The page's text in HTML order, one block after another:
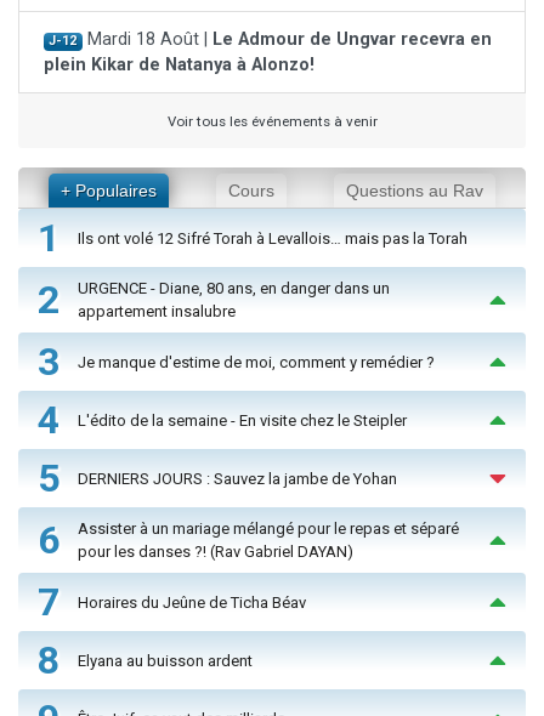
J-12 Mardi 18 Août |
Le Admour de Ungvar recevra en
plein Kikar de Natanya à Alonzo!
Voir tous les événements à venir
+ Populaires Cours Questions au Rav
1 Ils ont volé 12 Sifré Torah à Levallois… mais pas la Torah
2
URGENCE - Diane, 80 ans, en danger dans un
appartement insalubre
3 Je manque d'estime de moi, comment y remédier ?
4 L'édito de la semaine - En visite chez le Steipler
5 DERNIERS JOURS : Sauvez la jambe de Yohan
6
Assister à un mariage mélangé pour le repas et séparé
pour les danses ?! (Rav Gabriel DAYAN)
7 Horaires du Jeûne de Ticha Béav
8 Elyana au buisson ardent